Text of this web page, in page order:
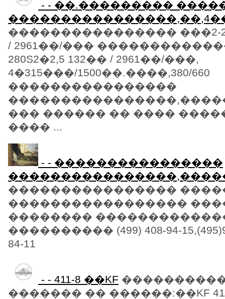
- - ��.���������
���������������� ���2-
/ 2961��/���
280S2�2,5 132�� / 2961��/���,
4�315���/1500��.����,380/660
����������������
��� ������ �� ����
���� ...
- - ����������������
����������������
�����������������
��������
���������� (499) 408-94-
84-11
- - 411-8 ��KF
������� �� ������:��KF 411-